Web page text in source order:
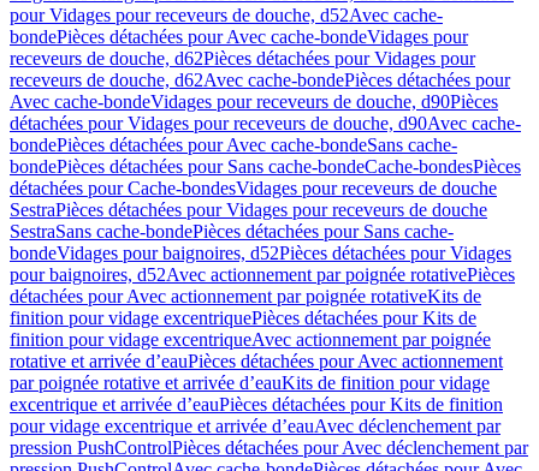
pour Vidages pour receveurs de douche, d52Avec cache-
bondePièces détachées pour Avec cache-bondeVidages pour
receveurs de douche, d62Pièces détachées pour Vidages pour
receveurs de douche, d62Avec cache-bondePièces détachées pour
Avec cache-bondeVidages pour receveurs de douche, d90Pièces
détachées pour Vidages pour receveurs de douche, d90Avec cache-
bondePièces détachées pour Avec cache-bondeSans cache-
bondePièces détachées pour Sans cache-bondeCache-bondesPièces
détachées pour Cache-bondesVidages pour receveurs de douche
SestraPièces détachées pour Vidages pour receveurs de douche
SestraSans cache-bondePièces détachées pour Sans cache-
bondeVidages pour baignoires, d52Pièces détachées pour Vidages
pour baignoires, d52Avec actionnement par poignée rotativePièces
détachées pour Avec actionnement par poignée rotativeKits de
finition pour vidage excentriquePièces détachées pour Kits de
finition pour vidage excentriqueAvec actionnement par poignée
rotative et arrivée d’eauPièces détachées pour Avec actionnement
par poignée rotative et arrivée d’eauKits de finition pour vidage
excentrique et arrivée d’eauPièces détachées pour Kits de finition
pour vidage excentrique et arrivée d’eauAvec déclenchement par
pression PushControlPièces détachées pour Avec déclenchement par